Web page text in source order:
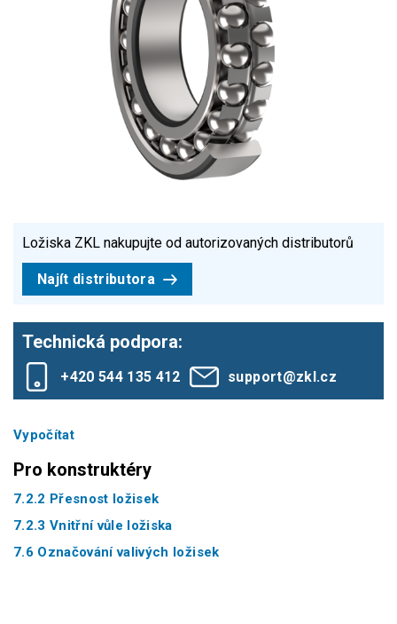
Ložiska ZKL nakupujte od autorizovaných distributorů
Najít distributora
Technická podpora:
+420 544 135 412 support@zkl.cz
Vypočítat
Pro konstruktéry
7.2.2 Přesnost ložisek
7.2.3 Vnitřní vůle ložiska
7.6 Označování valivých ložisek